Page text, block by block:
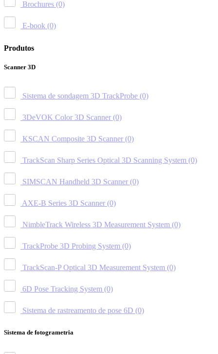
Brochures (0)
E-book (0)
Produtos
Scanner 3D
Sistema de sondagem 3D TrackProbe (0)
3DeVOK Color 3D Scanner (0)
KSCAN Composite 3D Scanner (0)
TrackScan Sharp Series Optical 3D Scanning System (0)
SIMSCAN Handheld 3D Scanner (0)
AXE-B Series 3D Scanner (0)
NimbleTrack Wireless 3D Measurement System (0)
TrackProbe 3D Probing System (0)
TrackScan-P Optical 3D Measurement System (0)
6D Pose Tracking System (0)
Sistema de rastreamento de pose 6D (0)
Sistema de fotogrametria